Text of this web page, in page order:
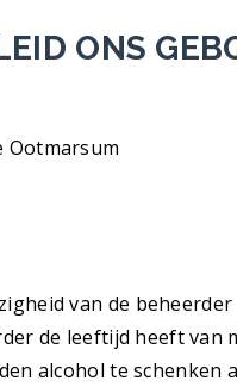
ONS
Ootmarsum
van de
de leeftijd heeft van
alcohol te schenken